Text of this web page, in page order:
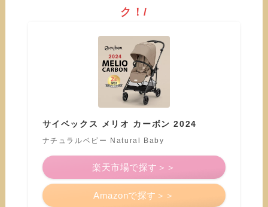
ク！/
サイベックス メリオ カーボン 2024
ナチュラルベビー Natural Baby
Amazonで探す＞＞
楽天市場で探す＞＞